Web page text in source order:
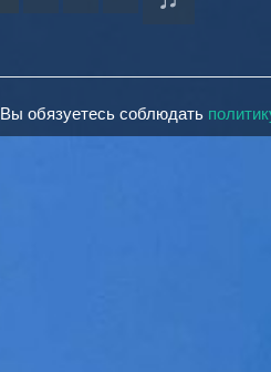
Вы обязуетесь соблюдать